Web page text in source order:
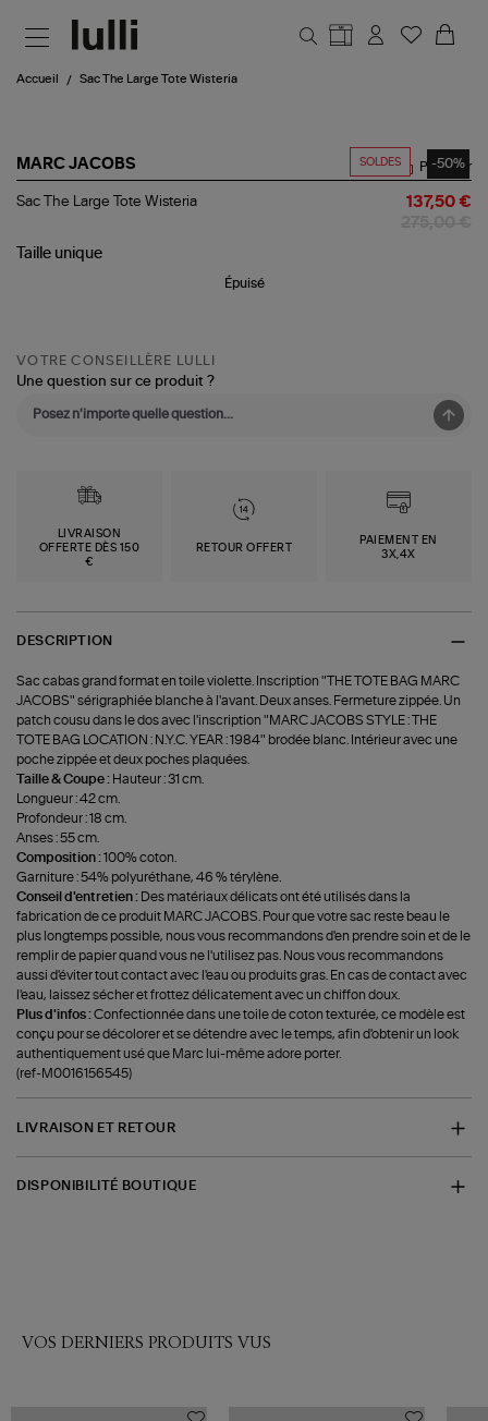
Accueil Sac The Large Tote Wisteria
SOLDES -50%
MARC JACOBS
Sac
Tote
Partager
Sac The Large Tote Wisteria 137,50 €
Taille unique
Épuisé
VOTRE CONSEILLÈRE LULLI
Une question sur ce produit ?
LIVRAISON
OFFERTE DÈS 150
€
RETOUR OFFERT
PAIEMENT EN
3X,4X
DESCRIPTION
Sac cabas grand format en toile violette. Inscription "THE TOTE BAG MARC
JACOBS" sérigraphiée blanche à l'avant. Deux anses. Fermeture zippée. Un
patch cousu dans le dos avec l'inscription "MARC JACOBS STYLE : THE
TOTE BAG LOCATION : N.Y.C. YEAR : 1984" brodée blanc. Intérieur avec une
poche zippée et deux poches plaquées.
Taille & Coupe : Hauteur : 31 cm.
Longueur : 42 cm.
Profondeur : 18 cm.
Anses : 55 cm.
Composition :100% coton.
Garniture : 54% polyuréthane, 46 % térylène.
Conseil d'entretien : Des matériaux délicats ont été utilisés dans la
fabrication de ce produit MARC JACOBS. Pour que votre sac reste beau le
plus longtemps possible, nous vous recommandons d'en prendre soin et de le
remplir de papier quand vous ne l'utilisez pas. Nous vous recommandons
aussi d'éviter tout contact avec l'eau ou produits gras. En cas de contact avec
l'eau, laissez sécher et frottez délicatement avec un chiffon doux.
Plus d'infos :Confectionnée dans une toile de coton texturée, ce modèle est
conçu pour se décolorer et se détendre avec le temps, afin d'obtenir un look
authentiquement usé que Marc lui-même adore porter.
(ref-M0016156545)
LIVRAISON ET RETOUR
DISPONIBILITÉ BOUTIQUE
VOS DERNIERS PRODUITS VUS